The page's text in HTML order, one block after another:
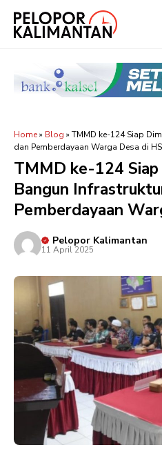
Home» Blog » TMMD ke-124 Siap
dan Pemberdayaan Warga Desa di
TMMD ke-124 Siap
Bangun
Pemberdayaan
Pelopor Kalimantan
11 April 2025